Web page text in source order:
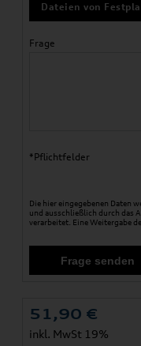
Dateien von
Frage
*Pflichtfelder
Die hier eingegebenen Daten
und ausschließlich durch das
verarbeitet. Eine Weitergabe
51,90 €
inkl. MwSt 19%